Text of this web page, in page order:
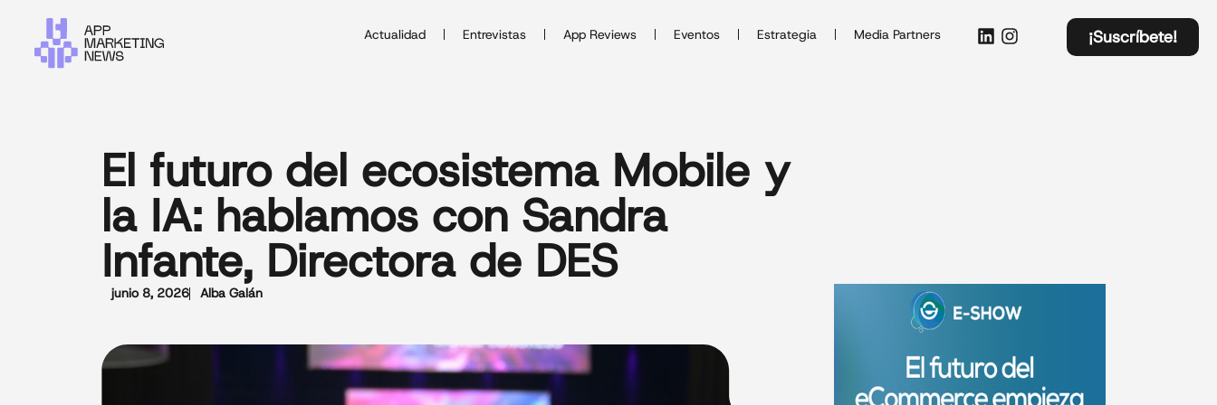
Actualidad Entrevistas App Reviews Eventos Estrategia Media Partners ¡Suscríbete!
El futuro del ecosistema Mobile y
la IA: hablamos con Sandra
Infante, Directora de DES
junio 8, 2026 Alba Galán